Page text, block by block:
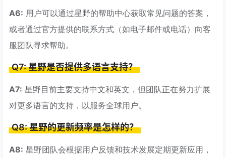
A6: 用户可以通过星野的帮助中心获取常见问题的答案，
或者通过官方提供的联系方式（如电子邮件或电话）向客
服团队寻求帮助。
Q7: 星野是否提供多语言支持？
A7: 星野目前主要支持中文和英文，但团队正在努力扩展
对更多语言的支持，以服务全球用户。
Q8: 星野的更新频率是怎样的？
A8: 星野团队会根据用户反馈和技术发展定期更新应用，